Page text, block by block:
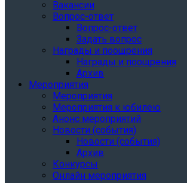
Вакансии
Вопрос-ответ
Вопрос-ответ
Задать вопрос
Награды и поощрения
Награды и поощрения
Архив
Мероприятия
Мероприятия
Мероприятия к юбилею
Анонс мероприятий
Новости (события)
Новости (события)
Архив
Конкурсы
Онлайн мероприятия